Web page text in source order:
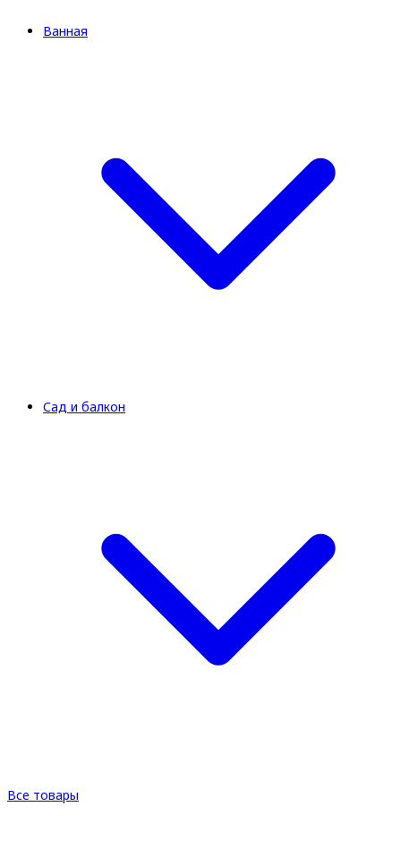
Ванная
Сад и балкон
Все товары